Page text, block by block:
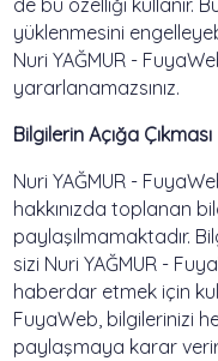
de bu özelliği kullanır.
yüklenmesini
Nuri YAĞMUR -
yararlanamazsınız.
Bilgilerin Açığa Çıkması
Nuri YAĞMUR -
hakkınızda toplanan
paylaşılmamaktadır.
sizi Nuri YAĞMUR -
haberdar etmek için
FuyaWeb, bilgilerinizi
paylaşmaya karar